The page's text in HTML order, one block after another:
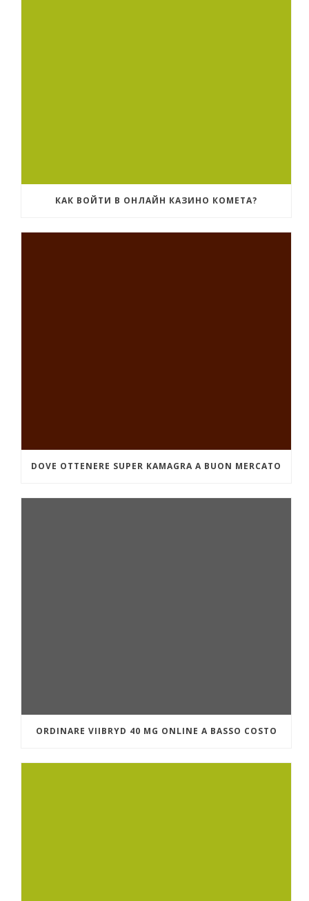
КАК ВОЙТИ В ОНЛАЙН КАЗИНО КОМЕТА?
DOVE OTTENERE SUPER KAMAGRA A BUON MERCATO
ORDINARE VIIBRYD 40 MG ONLINE A BASSO COSTO